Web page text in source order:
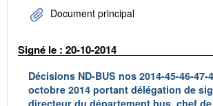
Document principal
Signé le : 20-10-2014
Décisions ND-BUS nos 2014-45-46-47-
octobre 2014 portant délégation de
directeur du département bus, chef de